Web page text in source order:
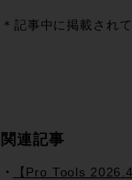
＊記事中に掲載され
関連記事
【Pro Tools